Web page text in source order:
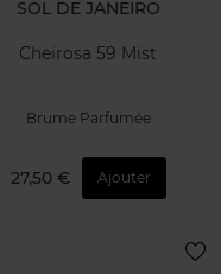
SOL DE JANEIRO
Cheirosa 59 Mist
Brume Parfumée
27,50 € Ajouter